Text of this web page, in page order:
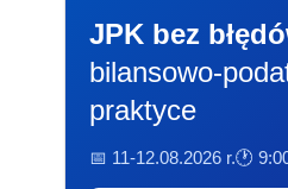
JPK bez
bilansowo-
praktyce
📅 11-12.08.2026 r.🕐